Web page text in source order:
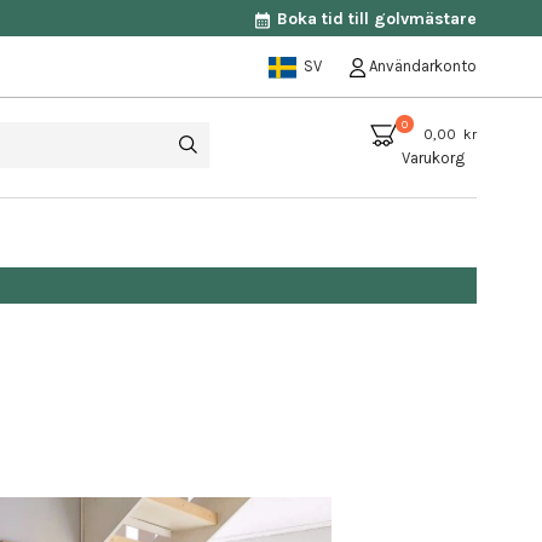
Boka tid till golvmästare
SV Användarkonto
0
0,00 kr
Varukorg